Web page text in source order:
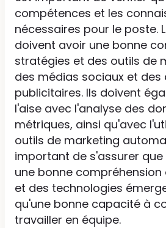
compétences et les
nécessaires pour le poste.
doivent avoir une bonne
stratégies et des outils de
des médias sociaux et
publicitaires. Ils doivent
l'aise avec l'analyse des
métriques, ainsi qu'avec
outils de marketing
important de s'assurer
une bonne
et des technologies
qu'une bonne capacité à
travailler en équipe.